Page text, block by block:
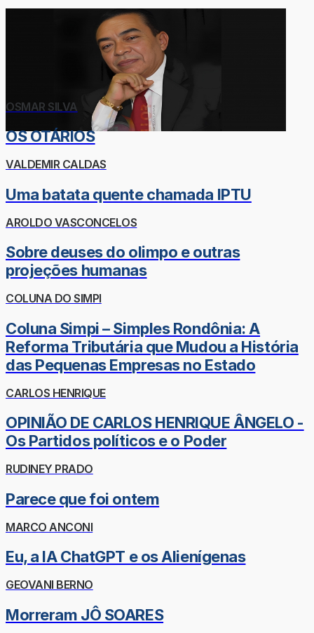
OSMAR SILVA
OS OTÁRIOS
VALDEMIR CALDAS
Uma batata quente chamada IPTU
AROLDO VASCONCELOS
Sobre deuses do olimpo e outras
projeções humanas
COLUNA DO SIMPI
Coluna Simpi – Simples Rondônia: A
Reforma Tributária que Mudou a História
das Pequenas Empresas no Estado
CARLOS HENRIQUE
OPINIÃO DE CARLOS HENRIQUE ÂNGELO -
Os Partidos políticos e o Poder
RUDINEY PRADO
Parece que foi ontem
MARCO ANCONI
Eu, a IA ChatGPT e os Alienígenas
GEOVANI BERNO
Morreram JÔ SOARES